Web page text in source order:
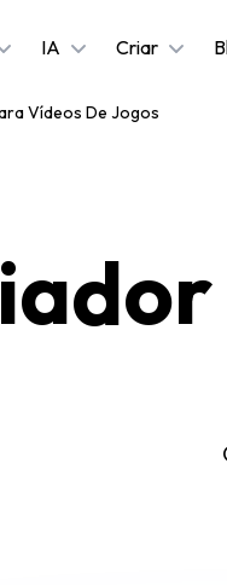
IA Criar
Vídeos De Jogos